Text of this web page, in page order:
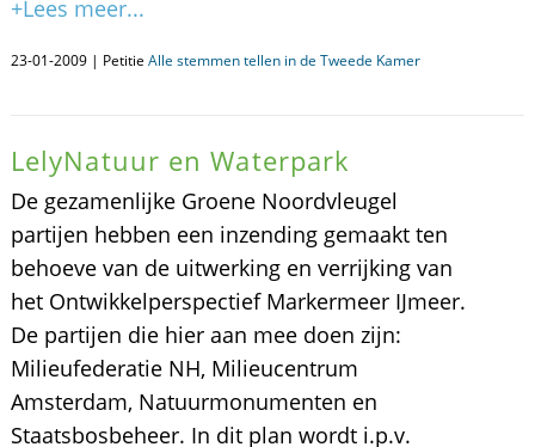
+Lees meer...
23-01-2009 | Petitie Alle stemmen tellen in de Tweede Kamer
LelyNatuur en Waterpark
De gezamenlijke Groene Noordvleugel
partijen hebben een inzending gemaakt ten
behoeve van de uitwerking en verrijking van
het Ontwikkelperspectief Markermeer IJmeer.
De partijen die hier aan mee doen zijn:
Milieufederatie NH, Milieucentrum
Amsterdam, Natuurmonumenten en
Staatsbosbeheer. In dit plan wordt i.p.v.